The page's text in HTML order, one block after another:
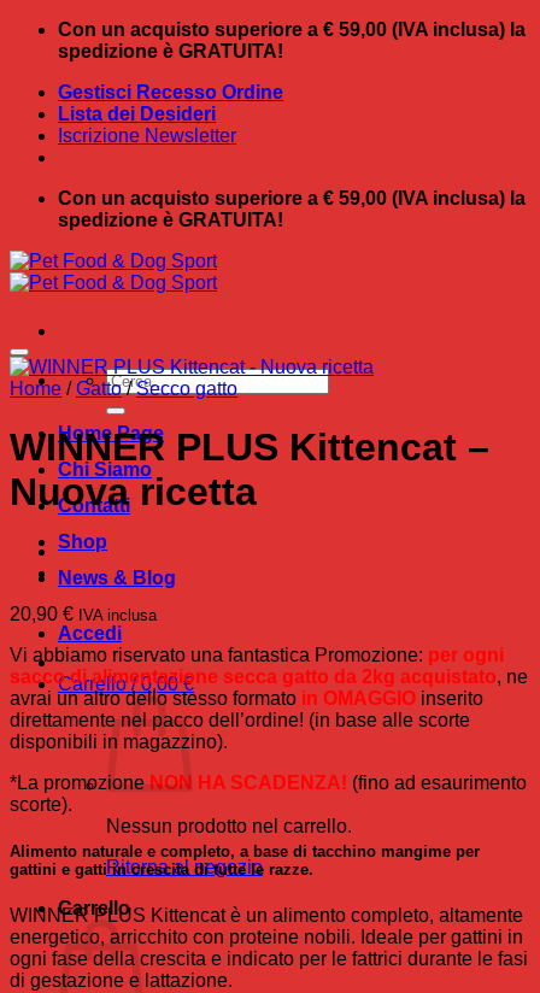
Salta
Con un acquisto superiore a € 59,00 (IVA inclusa) la
spedizione è GRATUITA!
Gestisci Recesso Ordine
Lista dei Desideri
Iscrizione Newsletter
Con un acquisto superiore a € 59,00 (IVA inclusa) la
spedizione è GRATUITA!
Cerca:
Home Page
Chi Siamo
Contatti
Shop
News & Blog
Accedi
Carrello /0,00€
Nessun prodotto nel carrello.
Ritorna al negozio
Carrello
Home / Gatto / Secco gatto
WINNER PLUS Kittencat –
Nuova ricetta
20,90 € IVA inclusa
Vi abbiamo riservato una fantastica Promozione: per ogni
sacco di alimentazione secca gatto da 2kg acquistato, ne
avrai un altro dello stesso formato in OMAGGIO inserito
direttamente nel pacco dell’ordine! (in base alle scorte
disponibili in magazzino).
*La promozione NON HA SCADENZA! (fino ad esaurimento
scorte).
Alimento naturale e completo, a base di tacchino mangime per
gattini e gatti in crescita di tutte le razze.
WINNER PLUS Kittencat è un alimento completo, altamente
energetico, arricchito con proteine nobili. Ideale per gattini in
ogni fase della crescita e indicato per le fattrici durante le fasi
di gestazione e lattazione.